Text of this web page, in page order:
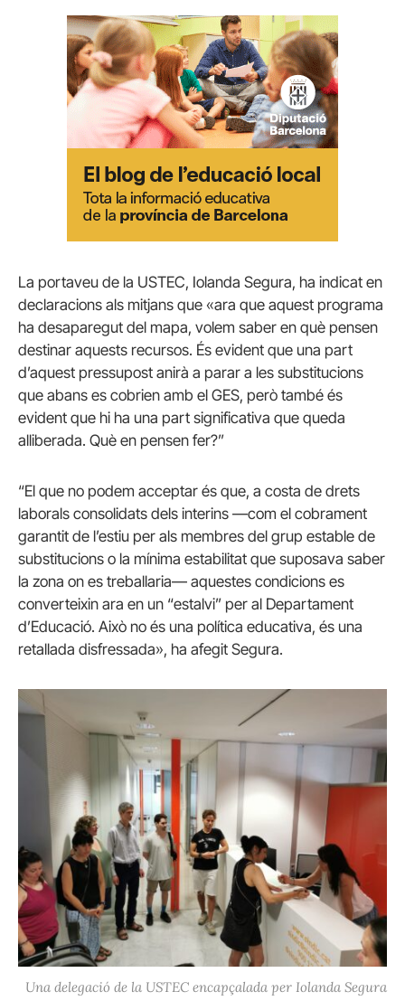
La portaveu de la USTEC, Iolanda Segura, ha indicat en
declaracions als mitjans que «ara que aquest programa
ha desaparegut del mapa, volem saber en què pensen
destinar aquests recursos. És evident que una part
d’aquest pressupost anirà a parar a les substitucions
que abans es cobrien amb el GES, però també és
evident que hi ha una part significativa que queda
alliberada. Què en pensen fer?”
“El que no podem acceptar és que, a costa de drets
laborals consolidats dels interins —com el cobrament
garantit de l’estiu per als membres del grup estable de
substitucions o la mínima estabilitat que suposava saber
la zona on es treballaria— aquestes condicions es
converteixin ara en un “estalvi” per al Departament
d’Educació. Això no és una política educativa, és una
retallada disfressada», ha afegit Segura.
Una delegació de la USTEC encapçalada per Iolanda Segura